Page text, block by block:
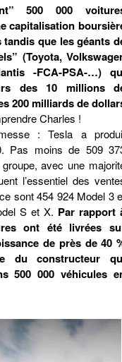
500 000
capitalisation
que les géants
(Toyota,
-FCA-PSA-…)
des 10 millions
200 milliards de
Charles !
: Tesla a
Pas moins de 509
avec une
l’essentiel des
sont 454 924 Model 3
S et X. Par rapport
ont été livrées
de près de 40
du constructeur
500 000 véhicules